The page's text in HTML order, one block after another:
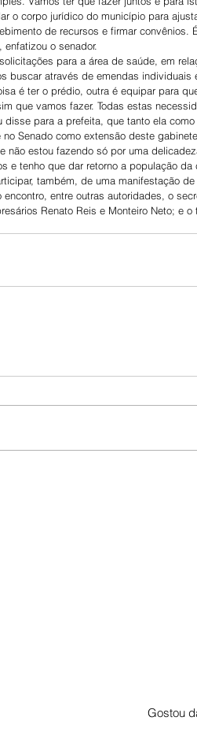
o corpo jurídico do município para
de recursos e firmar convênios.
enfatizou o senador.
para a área de saúde, em
buscar através de emendas individuais
é ter o prédio, outra é equipar para
que vamos fazer. Todas estas
para a prefeita, que tanto ela
Senado como extensão deste
não estou fazendo só por uma
e tenho que dar retorno a população
também, de uma manifestação de
encontro, entre outras autoridades, o
Renato Reis e Monteiro Neto; e
Gostou